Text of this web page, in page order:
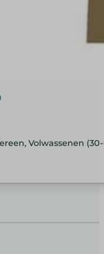
Volwassenen